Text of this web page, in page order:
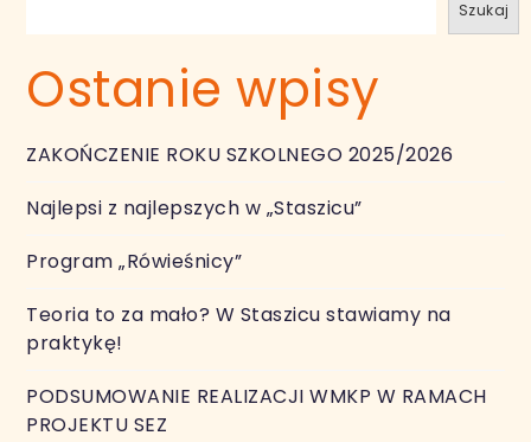
Szukaj
Ostanie wpisy
ZAKOŃCZENIE ROKU SZKOLNEGO 2025/2026
Najlepsi z najlepszych w „Staszicu”
Program „Rówieśnicy”
Teoria to za mało? W Staszicu stawiamy na
praktykę!
PODSUMOWANIE REALIZACJI WMKP W RAMACH
PROJEKTU SEZ